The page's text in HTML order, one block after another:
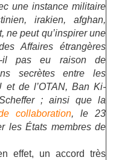
une instance militaire
irakien, afghan,
ne peut qu’inspirer une
Affaires étrangères
t-il pas eu raison de
secrètes entre les
et de l’OTAN, Ban Ki-
; ainsi que la
collaboration, le 23
les États membres de
effet, un accord très